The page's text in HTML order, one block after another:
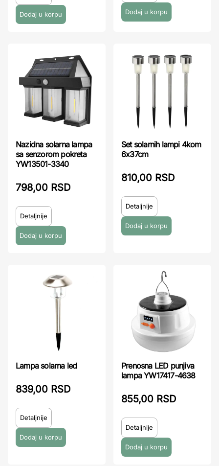
Nazidna solarna lampa
sa senzorom pokreta
YW13501-3340
798,00 RSD
Detaljnije
Set solarnih lampi 4kom
6x37cm
810,00 RSD
Detaljnije
Lampa solarna led
839,00 RSD
Detaljnije
Prenosna LED punjiva
lampa YW17417-4638
855,00 RSD
Detaljnije